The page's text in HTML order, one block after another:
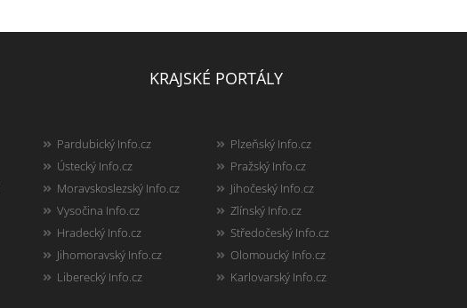
KRAJSKÉ PORTÁLY
Pardubický Info.cz
Ústecký Info.cz
Moravskoslezský Info.cz
Vysočina Info.cz
Hradecký Info.cz
Jihomoravský Info.cz
Liberecký Info.cz
Plzeňský Info.cz
Pražský Info.cz
Jihočeský Info.cz
Zlínský Info.cz
Středočeský Info.cz
Olomoucký Info.cz
Karlovarský Info.cz